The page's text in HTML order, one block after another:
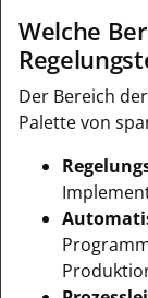
Welche
Der Bereich
Palette von